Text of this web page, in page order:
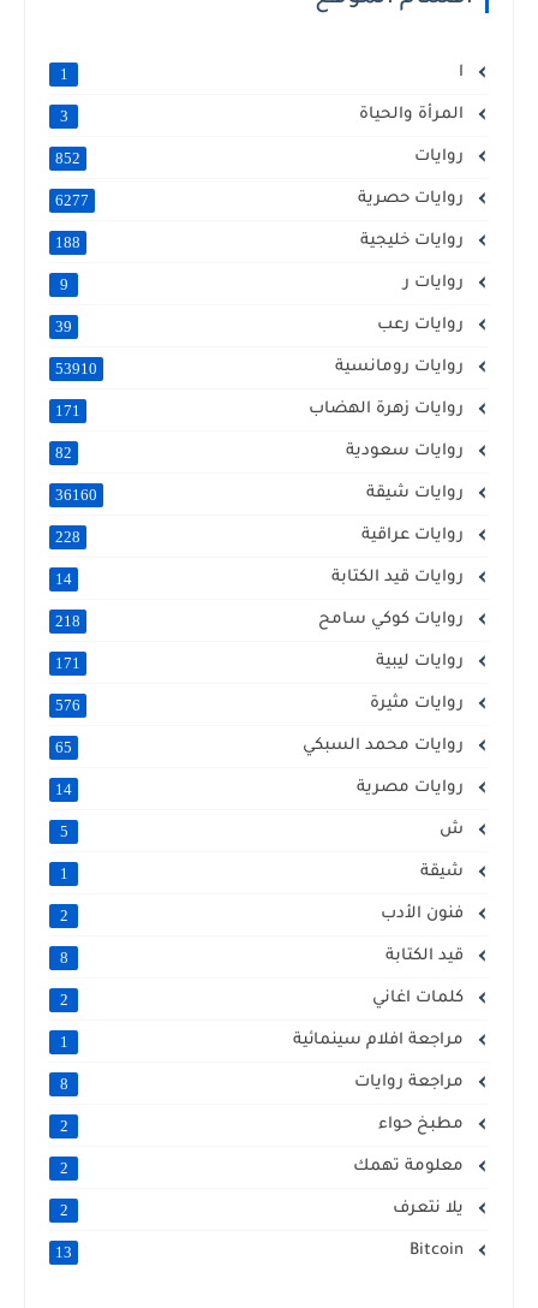
ا 1
المرأة والحياة 3
روايات 852
روايات حصرية 6277
روايات خليجية 188
روايات ر 9
روايات رعب 39
روايات رومانسية 53910
روايات زهرة الهضاب 171
روايات سعودية 82
روايات شيقة 36160
روايات عراقية 228
روايات قيد الكتابة 14
روايات كوكي سامح 218
روايات ليبية 171
روايات مثيرة 576
روايات محمد السبكي 65
روايات مصرية 14
ش 5
شيقة 1
فنون الأدب 2
قيد الكتابة 8
كلمات اغاني 2
مراجعة افلام سينمائية 1
مراجعة روايات 8
مطبخ حواء 2
معلومة تهمك 2
يلا نتعرف 2
13